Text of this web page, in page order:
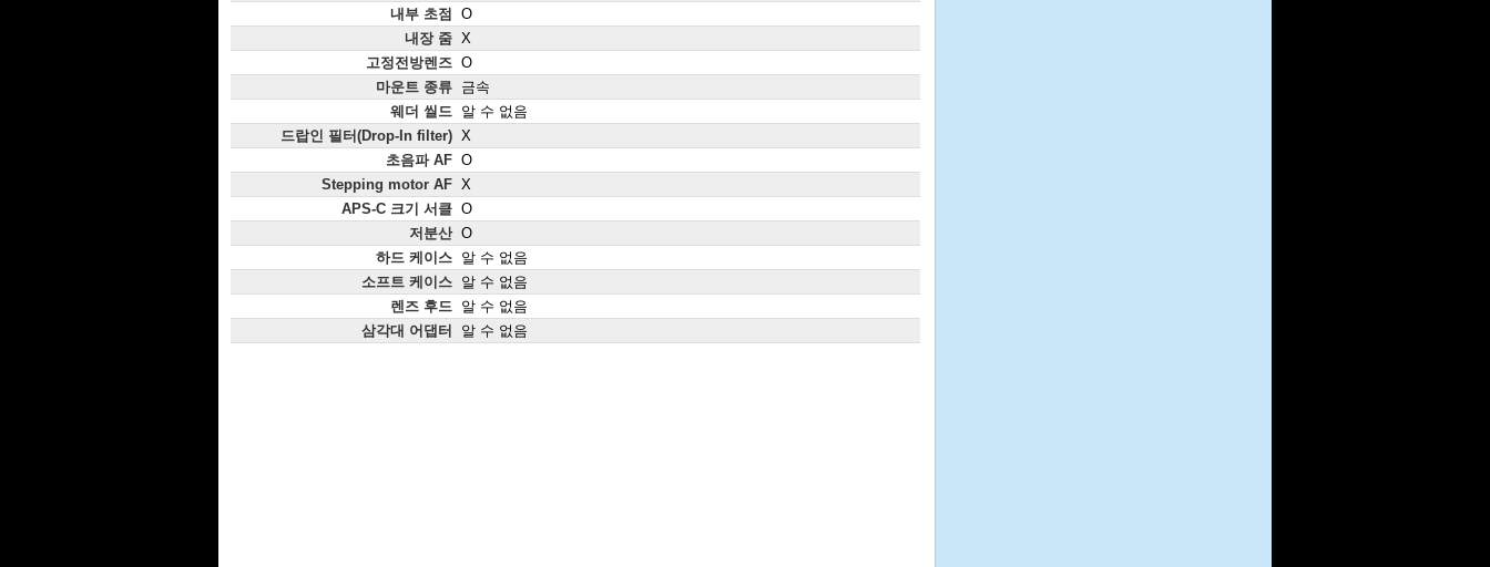
내부 초점
O
내장 줌 X
고정전방렌즈 O
마운트 종류 금속
웨더 씰드 알 수 없음
드랍인 필터(Drop-In filter) X
초음파 AF O
Stepping motor AF X
APS-C 크기 서클 O
저분산 O
하드 케이스 알 수 없음
소프트 케이스 알 수 없음
렌즈 후드 알 수 없음
삼각대 어댑터
알 수 없음